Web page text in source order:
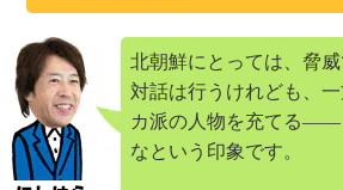
北朝鮮にとっては、脅
対話は行うけれども、
カ派の人物を充てる――
なという印象です。